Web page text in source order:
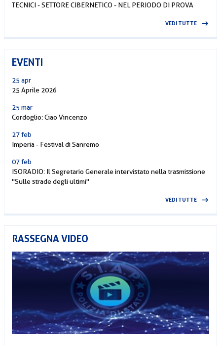
TECNICI - SETTORE CIBERNETICO - NEL PERIODO DI PROVA
VEDI TUTTE
EVENTI
25 apr
25 Aprile 2026
25 mar
Cordoglio: Ciao Vincenzo
27 feb
Imperia - Festival di Sanremo
07 feb
ISORADIO: Il Segretario Generale intervistato nella trasmissione
"Sulle strade degli ultimi"
VEDI TUTTE
RASSEGNA VIDEO